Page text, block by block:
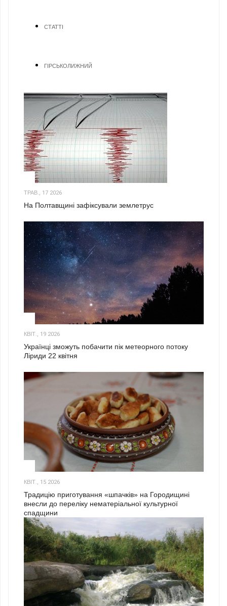
СТАТТІ
ГІРСЬКОЛИЖНИЙ
ТРАВ., 17 2026
На Полтавщині зафіксували землетрус
КВІТ., 19 2026
Українці зможуть побачити пік метеорного потоку
Ліриди 22 квітня
КВІТ., 15 2026
Традицію приготування «шпачків» на Городищині
внесли до переліку нематеріальної культурної
спадщини